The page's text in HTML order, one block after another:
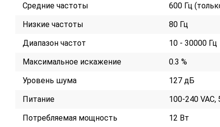
Средние частоты
600 Гц
Низкие частоты
80 Гц
Диапазон частот
10 - 30000 Гц
Максимальное искажение
0.3 %
Уровень шума
127 дБ
Питание
100-240 VAC,
Потребляемая мощность
12 Вт